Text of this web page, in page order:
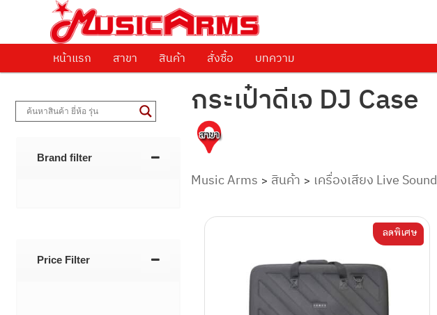
Music Arms
ศูนย์รวมครื่องดนตรีทุกชนิด ตั้งแต่เริ่มต้นถึงมืออาชีพ
Skip to primary content
Skip to secondary content
หน้าแรก สาขา สินค้า สั่งซื้อ บทความ
กระเป๋าดีเจ DJ Case
Music Arms > สินค้า > เครื่องเสียง Live Sound
ลดพิเศษ
Brand filter
Price Filter